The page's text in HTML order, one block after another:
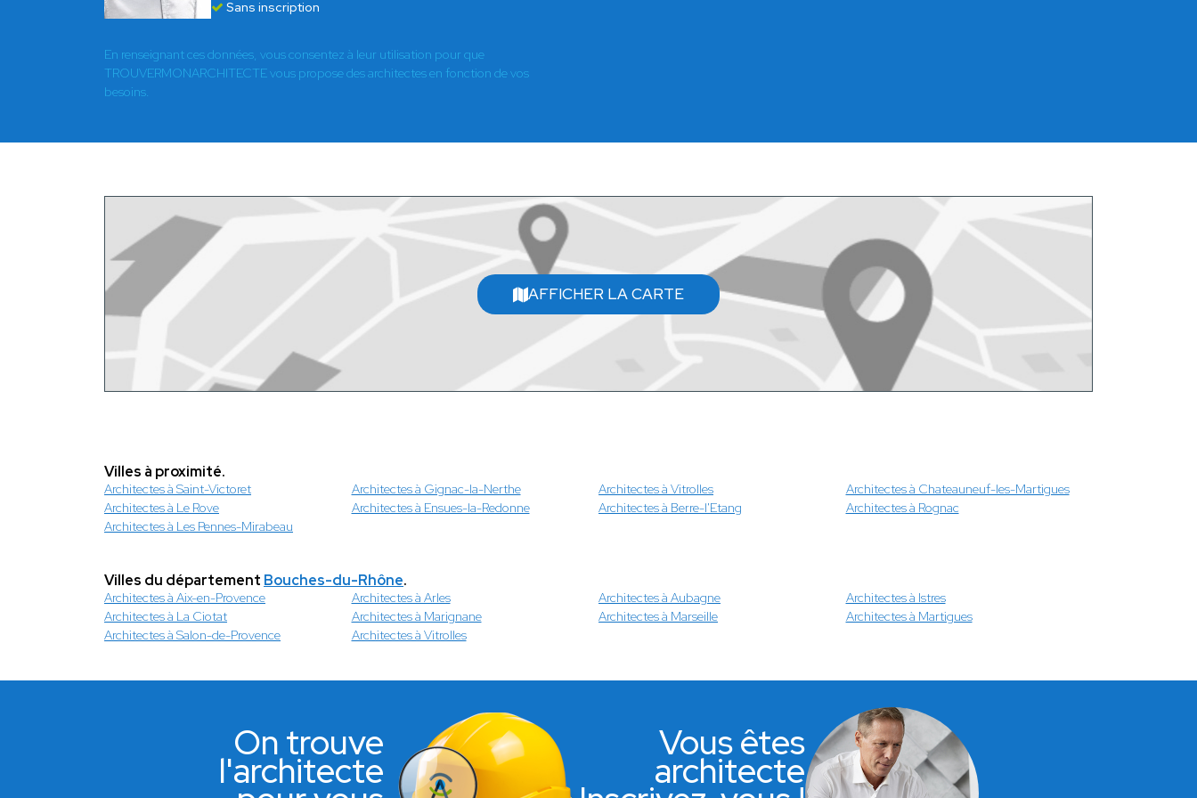
Sans inscription
En renseignant ces données, vous consentez à leur utilisation pour que
TROUVERMONARCHITECTE vous propose des architectes en fonction de vos
besoins.
AFFICHER LA CARTE
Villes à proximité.
Architectes à Saint-Victoret Architectes à Gignac-la-Nerthe Architectes à Vitrolles
Architectes à Chateauneuf-les-Martigues
Architectes à Le Rove
Architectes à Ensues-la-Redonne Architectes à Berre-l'Etang
Architectes à Rognac
Architectes à Les Pennes-Mirabeau
Villes du département Bouches-du-Rhône.
Architectes à Aix-en-Provence Architectes à Arles Architectes à Aubagne
Architectes à Istres
Architectes à La Ciotat
Architectes à Marignane Architectes à Marseille
Architectes à Martigues
Architectes à Salon-de-Provence
Architectes à Vitrolles
On trouve
l'architecte
Vous êtes
architecte